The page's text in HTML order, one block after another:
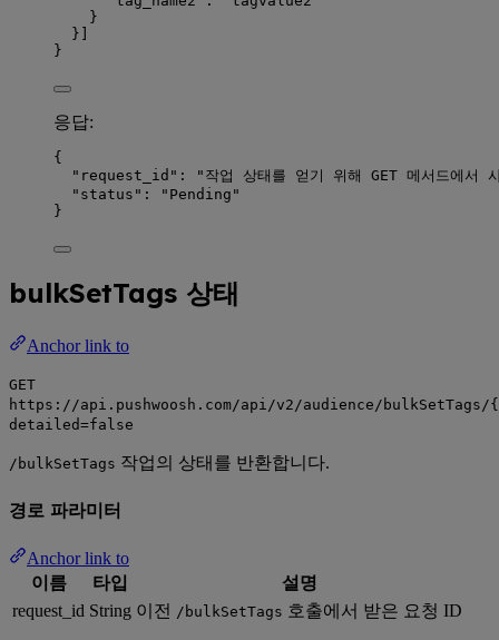
}
}]
}
응답:
{
"request_id" : " 작업 상태를 얻기 위해 GET 메서드에
"status" : " Pending "
}
bulkSetTags 상태
Anchor link to
GET
https://api.pushwoosh.com/api/v2/audience/bulkSetTags/
detailed=false
/bulkSetTags 작업의 상태를 반환합니다.
경로 파라미터
Anchor link to
이름
타입
설명
request_id String 이전 /bulkSetTags 호출에서 받은 요청 ID